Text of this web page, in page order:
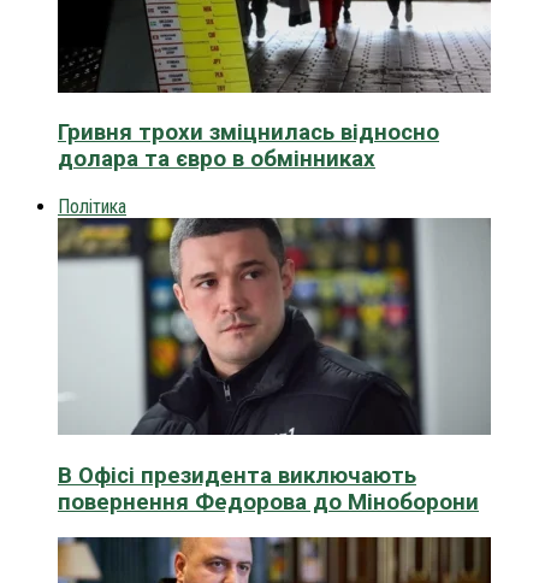
Гривня трохи зміцнилась відносно
долара та євро в обмінниках
Політика
В Офісі президента виключають
повернення Федорова до Міноборони